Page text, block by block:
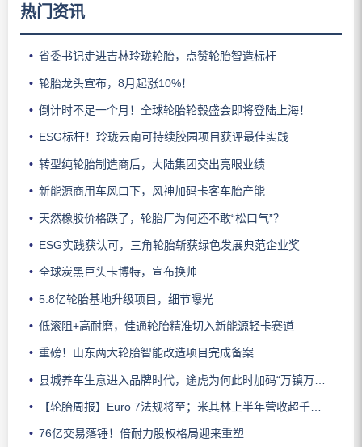
热门资讯
省委书记走进吉林玲珑轮胎，点赞轮胎智造标杆
轮胎龙头宣布，8月起涨10%！
倒计时不足一个月！全球轮胎轮毂盛会即将登陆上海！
ESG标杆！玲珑云南可持续胶园项目获评最佳实践
转型纯轮胎制造商后，大陆集团交出亮眼业绩
新能源商用车风口下，风神加码卡客车胎产能
天然橡胶价格跌了，轮胎厂为何还不敢“松口气”？
ESG实践获认可，三角轮胎斩获绿色发展典范企业奖
全球炭黑巨头卡博特，宣布换帅
5.8亿轮胎基地升级项目，细节曝光
低滚阻+高耐磨，佳通轮胎精准切入新能源轻卡赛道
重磅！山东两大轮胎智能改造项目完成备案
县城养车生意进入品牌时代，途虎为何此时加码“万镇万店”？
【轮胎周报】Euro 7法规将至；米其林上半年营收超千亿；倍耐力上半年盈利稳增；龙星炭黑斩获欧洲近万吨订单
76亿交易落锤！倍耐力股权格局迎来重塑